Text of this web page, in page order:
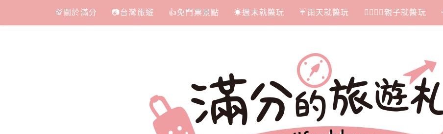
content
💯關於滿分 📷台灣旅遊 👍免門票景點 ☀週末就醬玩 ☔雨天就醬玩 👩‍❤‍💋‍👨親子就醬玩